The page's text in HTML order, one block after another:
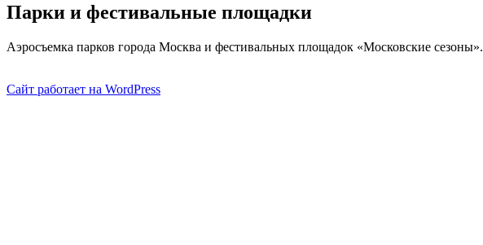
Парки и фестивальные площадки
Аэросъемка парков города Москва и фестивальных площадок «Московские сезоны».
Сайт работает на WordPress